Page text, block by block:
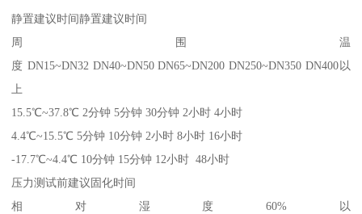
静置建议时间静置建议时间
周围温
度 DN15~DN32 DN40~DN50 DN65~DN200 DN250~DN350 DN400以
上
15.5℃~37.8℃ 2分钟 5分钟 30分钟 2小时 4小时
4.4℃~15.5℃ 5分钟 10分钟 2小时 8小时 16小时
-17.7℃~4.4℃ 10分钟 15分钟 12小时 48小时
压力测试前建议固化时间
相对湿度60%以